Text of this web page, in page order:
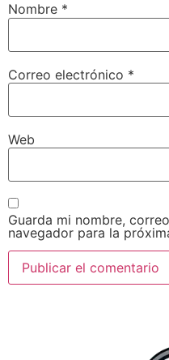
Nombre *
Correo electrónico *
Web
Guarda mi nombre,
navegador para la